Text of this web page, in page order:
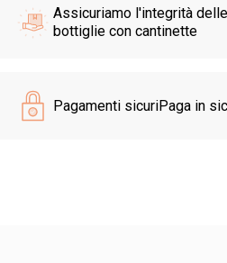
Assicuriamo l'integrità delle
bottiglie con cantinette
Pagamenti sicuriPaga in